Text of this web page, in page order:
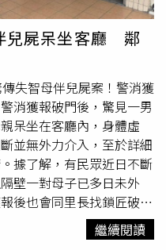
義區的新光三越A8館」、
A8店」、「台北信義區
業者名譽與信用。起訴
應具備的合理查證義務，
依加重誹謗、加重妨害信
兒屍呆坐客廳 鄰
失智母伴兒屍案！警消獲
消獲報破門後，驚見一男
呆坐在客廳內，身體虛
並無外力介入，至於詳細
據了解，有民眾近日不斷
壁一對母子已多日未外
後也會同里長找鎖匠破
明顯
腐爛，而失智母
被緊急送往亞東醫院。警
繼續閱讀